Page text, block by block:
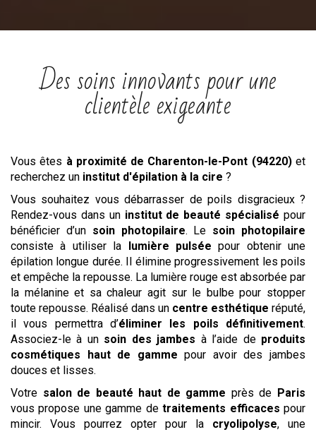
Des soins innovants pour une
clientèle exigeante
Vous êtes à proximité de Charenton-le-Pont (94220)et
recherchez un institut d'épilation à la cire ?
Vous souhaitez vous débarrasser de poils disgracieux ?
Rendez-vous dans un institut de beauté spécialisé pour
bénéficier d’un soin photopilaire. Le soin photopilaire
consiste à utiliser la
lumière pulsée pour obtenir une
épilation longue durée. Il élimine progressivement les poils
et empêche la repousse. La lumière rouge est absorbée par
la mélanine et sa chaleur agit sur le bulbe pour stopper
toute repousse. Réalisé dans un centre esthétique réputé,
il vous permettra d’éliminer les poils définitivement.
Associez-le à un soin des jambes à l’aide de produits
cosmétiques haut de gamme pour avoir des jambes
douces et lisses.
Votre salon de beauté haut de gamme près de Paris
vous propose une gamme detraitements efficaces pour
mincir. Vous pourrez opter pour la cryolipolyse, une